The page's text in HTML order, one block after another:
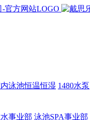
泳池恒温恒湿 1480水泵
事业部 泳池SPA事业部